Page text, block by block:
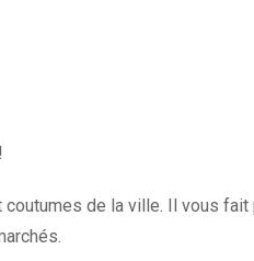
de la ville. Il vous fait